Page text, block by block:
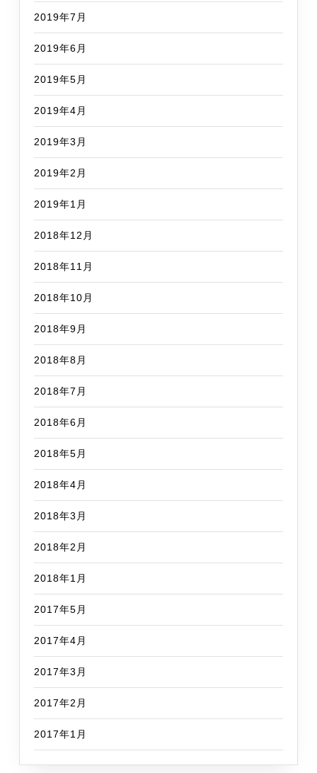
2019年7月
2019年6月
2019年5月
2019年4月
2019年3月
2019年2月
2019年1月
2018年12月
2018年11月
2018年10月
2018年9月
2018年8月
2018年7月
2018年6月
2018年5月
2018年4月
2018年3月
2018年2月
2018年1月
2017年5月
2017年4月
2017年3月
2017年2月
2017年1月